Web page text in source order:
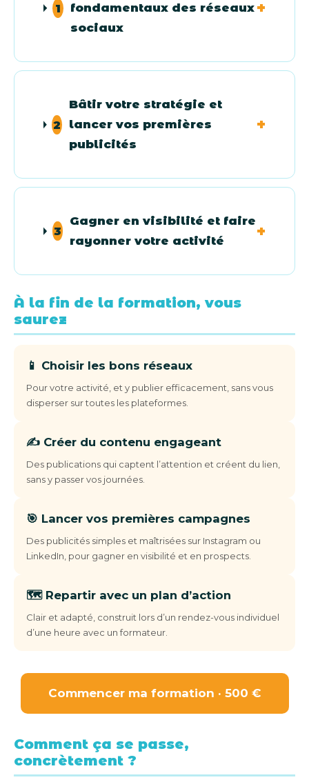
1
fondamentaux des réseaux
sociaux
2
Bâtir votre stratégie et
lancer vos premières
publicités
3
Gagner en visibilité et faire
rayonner votre activité
À la fin de la formation, vous
saurez
📱 Choisir les bons réseaux
Pour votre activité, et y publier efficacement, sans vous
disperser sur toutes les plateformes.
✍️ Créer du contenu engageant
Des publications qui captent l’attention et créent du lien,
sans y passer vos journées.
🎯 Lancer vos premières campagnes
Des publicités simples et maîtrisées sur Instagram ou
LinkedIn, pour gagner en visibilité et en prospects.
🗺️ Repartir avec un plan d’action
Clair et adapté, construit lors d’un rendez-vous individuel
d’une heure avec un formateur.
Commencer ma formation · 500 €
Comment ça se passe,
concrètement ?